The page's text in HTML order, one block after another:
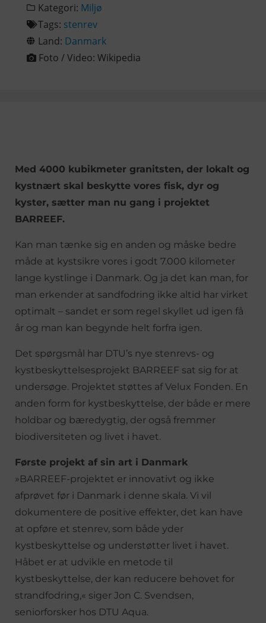
Kategori: Miljø
Tags: stenrev
Land: Danmark
Foto / Video: Wikipedia
Med 4000 kubikmeter granitsten, der lokalt og
kystnært skal beskytte vores fisk, dyr og
kyster, sætter man nu gang i projektet
BARREEF.
Kan man tænke sig en anden og måske bedre
måde at kystsikre vores i godt 7.000 kilometer
lange kystlinge i Danmark. Og ja det kan man, for
man erkender at sandfodring ikke altid har virket
optimalt – sandet er som regel skyllet ud igen få
år og man kan begynde helt forfra igen.
Det spørgsmål har DTU’s nye stenrevs- og
kystbeskyttelsesprojekt BARREEF sat sig for at
undersøge. Projektet støttes af Velux Fonden. En
anden form for kystbeskyttelse, der både er mere
holdbar og bæredygtig, der også fremmer
biodiversiteten og livet i havet.
Første projekt af sin art i Danmark
»BARREEF-projektet er innovativt og ikke
afprøvet før i Danmark i denne skala. Vi vil
dokumentere de positive effekter, det kan have
at opføre et stenrev, som både yder
kystbeskyttelse og understøtter livet i havet.
Håbet er at udvikle en metode til
kystbeskyttelse, der kan reducere behovet for
strandfodring,« siger Jon C. Svendsen,
seniorforsker hos DTU Aqua.